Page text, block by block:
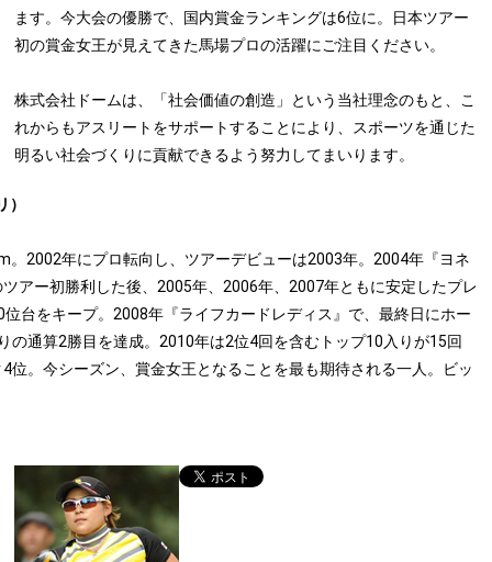
ます。今大会の優勝で、国内賞金ランキングは6位に。日本ツアー
初の賞金女王が見えてきた馬場プロの活躍にご注目ください。
株式会社ドームは、「社会価値の創造」という当社理念のもと、こ
れからもアスリートをサポートすることにより、スポーツを通じた
明るい社会づくりに貢献できるよう努力してまいります。
。2002年にプロ転向し、ツアーデビューは2003年。2004年『ヨネ
アー初勝利した後、2005年、2006年、2007年ともに安定したプレ
台をキープ。2008年『ライフカードレディス』で、最終日にホー
の通算2勝目を達成。2010年は2位4回を含むトップ10入りが15回
位。今シーズン、賞金女王となることを最も期待される一人。ビッ